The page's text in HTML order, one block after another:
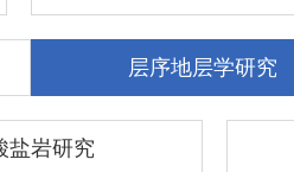
层序地层学研究
盐岩研究